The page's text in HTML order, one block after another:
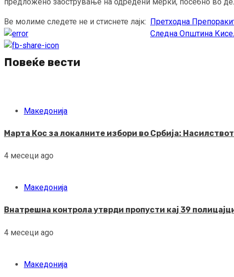
Ве молиме следете не и стиснете лајк:
Continue
Reading
Претходна
Следна Општина
Повеќе вести
Македонија
Марта Кос за локалните избори во Србија:
4 месеци ago
Македонија
Внатрешна контрола утврди пропусти кај 39
4 месеци ago
Македонија